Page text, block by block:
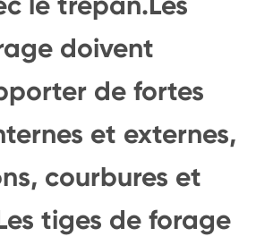
doivent
de fortes
et externes,
courbures et
tiges de forage